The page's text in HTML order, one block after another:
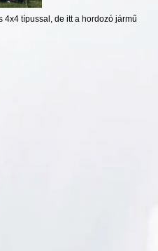
4x4 típussal, de itt a hordozó jármű